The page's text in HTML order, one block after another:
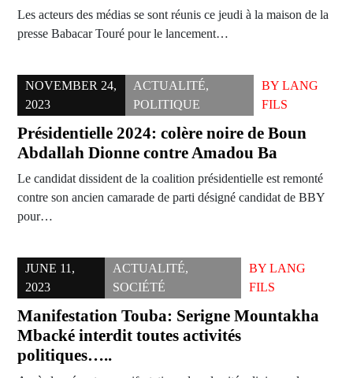
Les acteurs des médias se sont réunis ce jeudi à la maison de la
presse Babacar Touré pour le lancement…
NOVEMBER 24,
2023
ACTUALITÉ,
POLITIQUE
BY LANG
FILS
Présidentielle 2024: colère noire de Boun
Abdallah Dionne contre Amadou Ba
Le candidat dissident de la coalition présidentielle est remonté
contre son ancien camarade de parti désigné candidat de BBY
pour…
JUNE 11,
2023
ACTUALITÉ,
SOCIÉTÉ
BY LANG
FILS
Manifestation Touba: Serigne Mountakha
Mbacké interdit toutes activités
politiques…..